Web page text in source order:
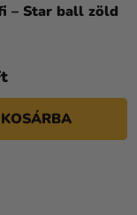
– Star ball zöld
KOSÁRBA